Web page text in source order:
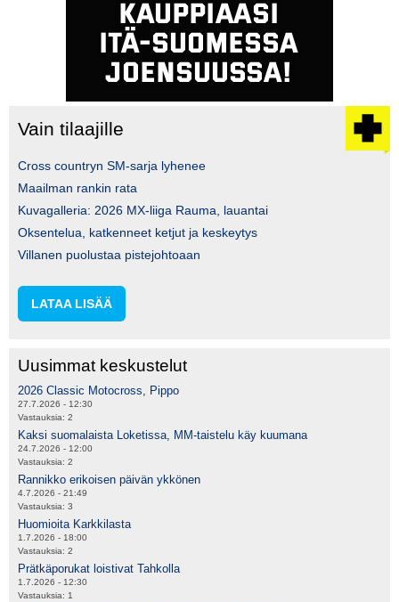
Vain tilaajille
Cross countryn SM-sarja lyhenee
Maailman rankin rata
Kuvagalleria: 2026 MX-liiga Rauma, lauantai
Oksentelua, katkenneet ketjut ja keskeytys
Villanen puolustaa pistejohtoaan
LATAA LISÄÄ
Uusimmat keskustelut
2026 Classic Motocross, Pippo
27.7.2026 - 12:30
Vastauksia: 2
Kaksi suomalaista Loketissa, MM-taistelu käy kuumana
24.7.2026 - 12:00
Vastauksia: 2
Rannikko erikoisen päivän ykkönen
4.7.2026 - 21:49
Vastauksia: 3
Huomioita Karkkilasta
1.7.2026 - 18:00
Vastauksia: 2
Prätkäporukat loistivat Tahkolla
1.7.2026 - 12:30
Vastauksia: 1